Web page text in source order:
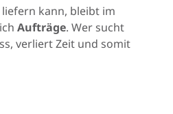
kann, bleibt im
Aufträge. Wer sucht
verliert Zeit und somit